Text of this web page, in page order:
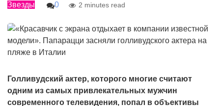
Звезды 0 2 minutes read
Голливудский актер, которого многие считают
одним из самых привлекательных мужчин
современного телевидения, попал в объективы